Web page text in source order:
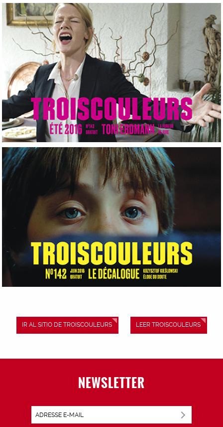
IR AL SITIO DE TROISCOULEURS LEER TROISCOULEURS
NEWSLETTER